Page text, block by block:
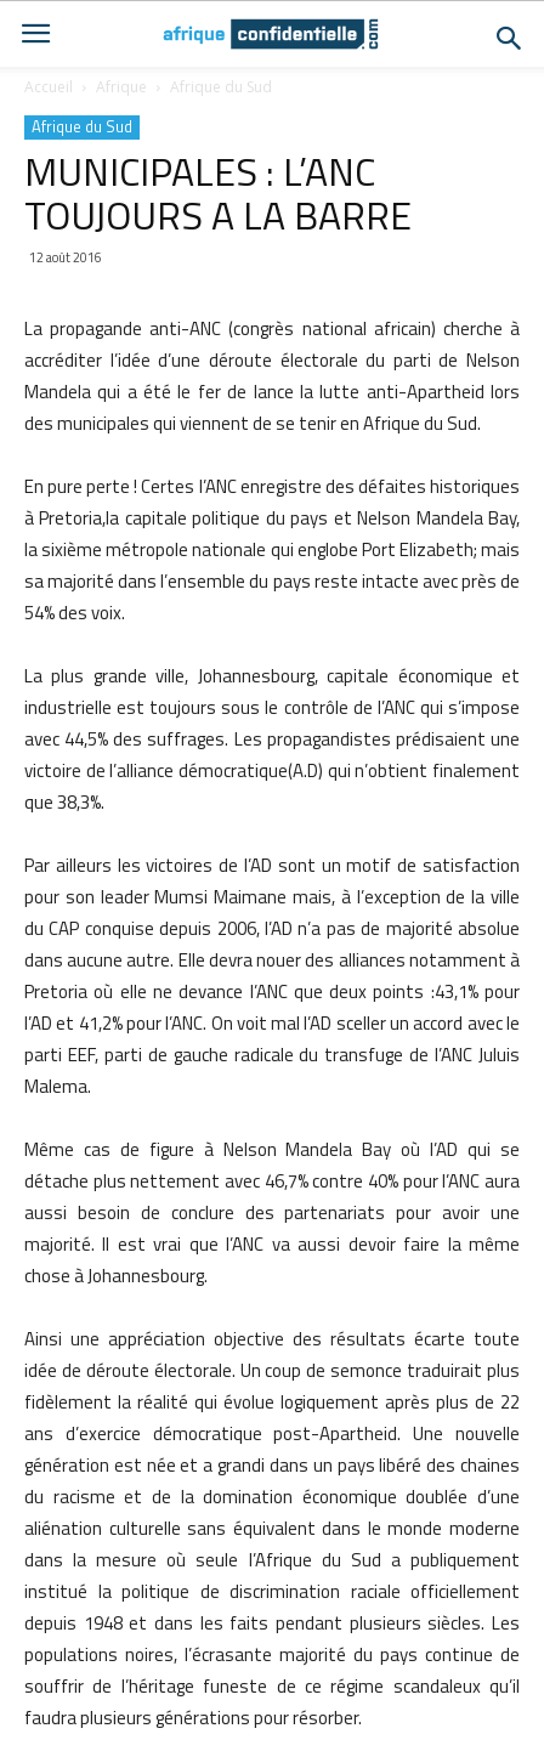
Accueil Afrique Afrique du Sud
Afrique du Sud
MUNICIPALES : L’ANC
TOUJOURS A LA BARRE
12 août 2016
La propagande anti-ANC (congrès national africain) cherche à
accréditer l’idée d’une déroute électorale du parti de Nelson
Mandela qui a été le fer de lance la lutte anti-Apartheid lors
des municipales qui viennent de se tenir en Afrique du Sud.
En pure perte ! Certes l’ANC enregistre des défaites historiques
à Pretoria,la capitale politique du pays et Nelson Mandela Bay,
la sixième métropole nationale qui englobe Port Elizabeth; mais
sa majorité dans l’ensemble du pays reste intacte avec près de
54% des voix.
La plus grande ville, Johannesbourg, capitale économique et
industrielle est toujours sous le contrôle de l’ANC qui s’impose
avec 44,5% des suffrages. Les propagandistes prédisaient une
victoire de l’alliance démocratique(A.D) qui n’obtient finalement
que 38,3%.
Par ailleurs les victoires de l’AD sont un motif de satisfaction
pour son leader Mumsi Maimane mais, à l’exception de la ville
du CAP conquise depuis 2006, l’AD n’a pas de majorité absolue
dans aucune autre. Elle devra nouer des alliances notamment à
Pretoria où elle ne devance l’ANC que deux points :43,1% pour
l’AD et 41,2% pour l’ANC. On voit mal l’AD sceller un accord avec le
parti EEF, parti de gauche radicale du transfuge de l’ANC Juluis
Malema.
Même cas de figure à Nelson Mandela Bay où l’AD qui se
détache plus nettement avec 46,7% contre 40% pour l’ANC aura
aussi besoin de conclure des partenariats pour avoir une
majorité. Il est vrai que l’ANC va aussi devoir faire la même
chose à Johannesbourg.
Ainsi une appréciation objective des résultats écarte toute
idée de déroute électorale. Un coup de semonce traduirait plus
fidèlement la réalité qui évolue logiquement après plus de 22
ans d’exercice démocratique post-Apartheid. Une nouvelle
génération est née et a grandi dans un pays libéré des chaines
du racisme et de la domination économique doublée d’une
aliénation culturelle sans équivalent dans le monde moderne
dans la mesure où seule l’Afrique du Sud a publiquement
institué la politique de discrimination raciale officiellement
depuis 1948 et dans les faits pendant plusieurs siècles. Les
populations noires, l’écrasante majorité du pays continue de
souffrir de l’héritage funeste de ce régime scandaleux qu’il
faudra plusieurs générations pour résorber.